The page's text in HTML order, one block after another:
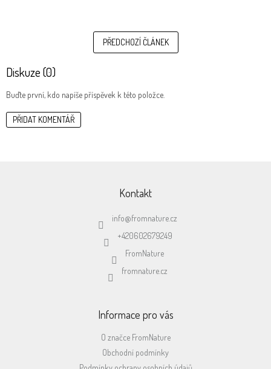
PŘEDCHOZÍ ČLÁNEK
Diskuze (0)
Buďte první, kdo napíše příspěvek k této položce.
PŘIDAT KOMENTÁŘ
Kontakt
info@fromnature.cz
+420602679249
FromNature
fromnature.cz
Informace pro vás
O značce FromNature
Obchodní podmínky